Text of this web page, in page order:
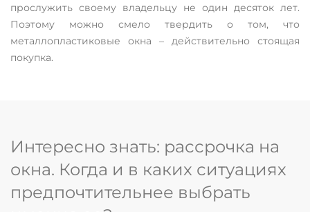
прослужить своему владельцу не один десяток лет.
Поэтому можно смело твердить о том, что
металлопластиковые окна – действительно стоящая
покупка.
Интересно знать: рассрочка на
окна. Когда и в каких ситуациях
предпочтительнее выбрать